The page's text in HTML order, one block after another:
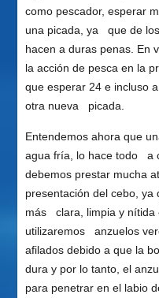
como pescador, esperar
una picada, ya que de
hacen a duras penas. En
la acción de pesca en la
que esperar 24 e incluso
otra nueva picada.
Entendemos ahora que
agua fría, lo hace todo a
debemos prestar mucha
presentación del cebo,
más clara, limpia y nítida
utilizaremos anzuelos
afilados debido a que la
dura y por lo tanto, el
para penetrar en el labio